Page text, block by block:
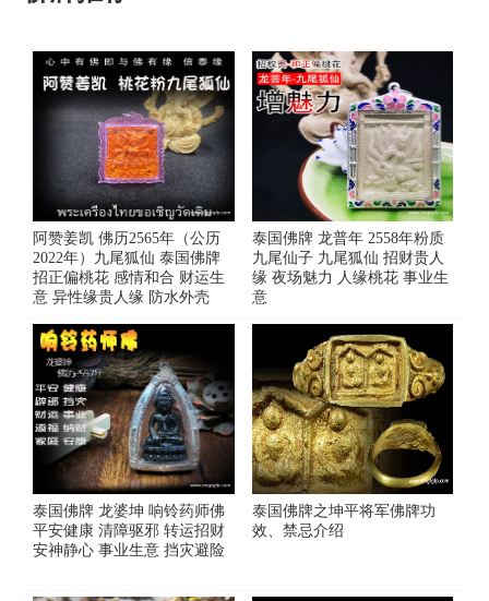
阿赞姜凯 佛历2565年（公历
2022年）九尾狐仙 泰国佛牌
招正偏桃花 感情和合 财运生
意 异性缘贵人缘 防水外壳
泰国佛牌 龙普年 2558年粉质
九尾仙子 九尾狐仙 招财贵人
缘 夜场魅力 人缘桃花 事业生
意
泰国佛牌 龙婆坤 响铃药师佛
平安健康 清障驱邪 转运招财
安神静心 事业生意 挡灾避险
泰国佛牌之坤平将军佛牌功
效、禁忌介绍